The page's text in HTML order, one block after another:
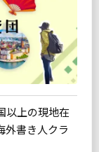
以上の現地在
外書き人クラ